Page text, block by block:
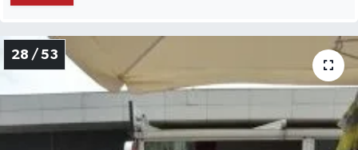
28 / 53